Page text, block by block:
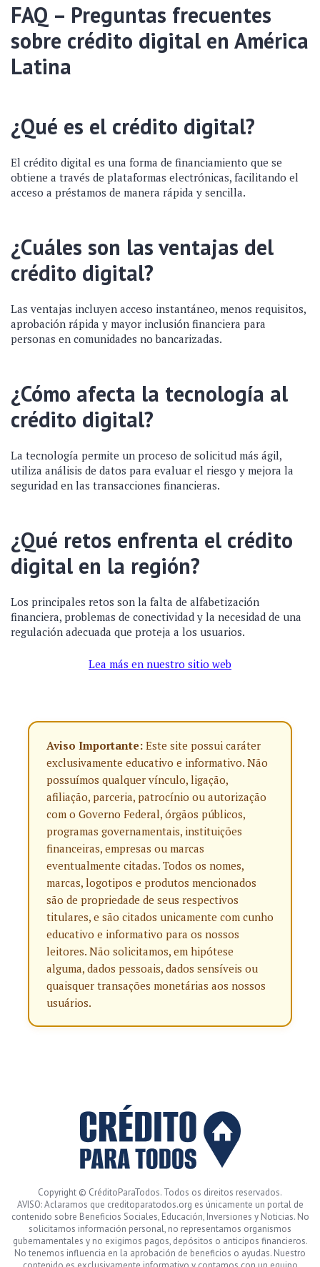
FAQ – Preguntas frecuentes
sobre crédito digital en América
Latina
¿Qué es el crédito digital?
El crédito digital es una forma de financiamiento que se
obtiene a través de plataformas electrónicas, facilitando el
acceso a préstamos de manera rápida y sencilla.
¿Cuáles son las ventajas del
crédito digital?
Las ventajas incluyen acceso instantáneo, menos requisitos,
aprobación rápida y mayor inclusión financiera para
personas en comunidades no bancarizadas.
¿Cómo afecta la tecnología al
crédito digital?
La tecnología permite un proceso de solicitud más ágil,
utiliza análisis de datos para evaluar el riesgo y mejora la
seguridad en las transacciones financieras.
¿Qué retos enfrenta el crédito
digital en la región?
Los principales retos son la falta de alfabetización
financiera, problemas de conectividad y la necesidad de una
regulación adecuada que proteja a los usuarios.
Lea más en nuestro sitio web
Aviso Importante: Este site possui caráter
exclusivamente educativo e informativo. Não
possuímos qualquer vínculo, ligação,
afiliação, parceria, patrocínio ou autorização
com o Governo Federal, órgãos públicos,
programas governamentais, instituições
financeiras, empresas ou marcas
eventualmente citadas. Todos os nomes,
marcas, logotipos e produtos mencionados
são de propriedade de seus respectivos
titulares, e são citados unicamente com cunho
educativo e informativo para os nossos
leitores. Não solicitamos, em hipótese
alguma, dados pessoais, dados sensíveis ou
quaisquer transações monetárias aos nossos
usuários.
Copyright © CréditoParaTodos. Todos os direitos reservados.
AVISO: Aclaramos que creditoparatodos.org es únicamente un portal de
contenido sobre Beneficios Sociales, Educación, Inversiones y Noticias. No
solicitamos información personal, no representamos organismos
gubernamentales y no exigimos pagos, depósitos o anticipos financieros.
No tenemos influencia en la aprobación de beneficios o ayudas. Nuestro